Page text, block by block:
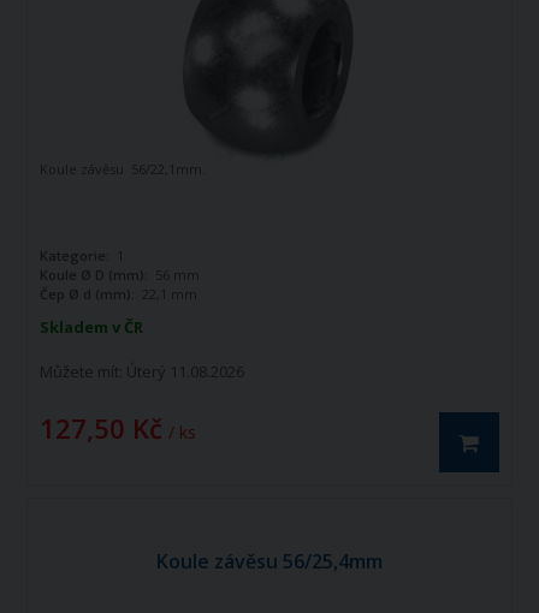
Skladem v ČR
Můžete mít: Úterý 11.08.2026
127,50 Kč / ks
Koule závěsu 56/22,1mm.
Kategorie:
1
Koule Ø D (mm):
56 mm
Čep Ø d (mm):
22,1 mm
Koule závěsu 56/25,4mm